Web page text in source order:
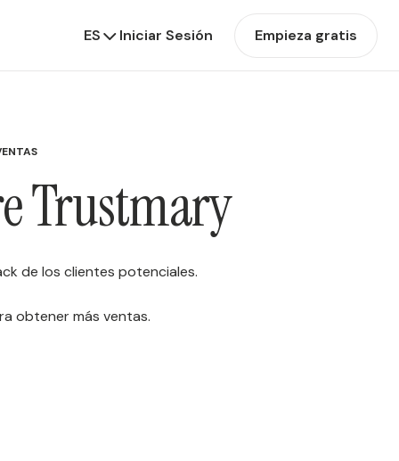
ES Iniciar Sesión Empieza gratis
Trustmary
de los clientes potenciales.
obtener más ventas.